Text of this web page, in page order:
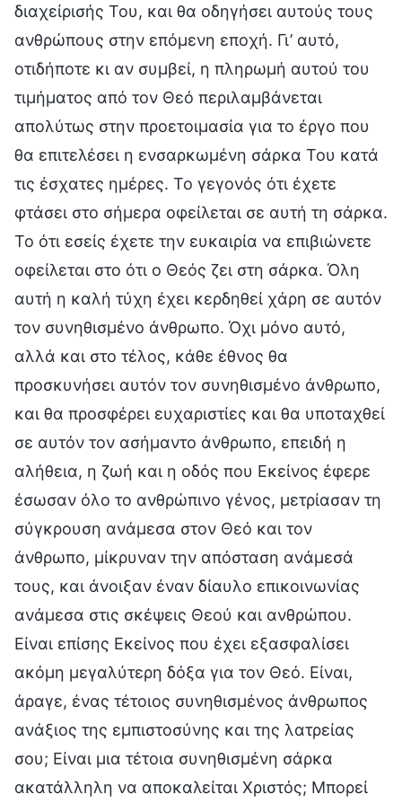
διαχείρισής Του, και θα οδηγήσει αυτούς τους
ανθρώπους στην επόμενη εποχή. Γι’ αυτό,
οτιδήποτε κι αν συμβεί, η πληρωμή αυτού του
τιμήματος από τον Θεό περιλαμβάνεται
απολύτως στην προετοιμασία για το έργο που
θα επιτελέσει η ενσαρκωμένη σάρκα Του κατά
τις έσχατες ημέρες. Το γεγονός ότι έχετε
φτάσει στο σήμερα οφείλεται σε αυτή τη σάρκα.
Το ότι εσείς έχετε την ευκαιρία να επιβιώνετε
οφείλεται στο ότι ο Θεός ζει στη σάρκα. Όλη
αυτή η καλή τύχη έχει κερδηθεί χάρη σε αυτόν
τον συνηθισμένο άνθρωπο. Όχι μόνο αυτό,
αλλά και στο τέλος, κάθε έθνος θα
προσκυνήσει αυτόν τον συνηθισμένο άνθρωπο,
και θα προσφέρει ευχαριστίες και θα υποταχθεί
σε αυτόν τον ασήμαντο άνθρωπο, επειδή η
αλήθεια, η ζωή και η οδός που Εκείνος έφερε
έσωσαν όλο το ανθρώπινο γένος, μετρίασαν τη
σύγκρουση ανάμεσα στον Θεό και τον
άνθρωπο, μίκρυναν την απόσταση ανάμεσά
τους, και άνοιξαν έναν δίαυλο επικοινωνίας
ανάμεσα στις σκέψεις Θεού και ανθρώπου.
Είναι επίσης Εκείνος που έχει εξασφαλίσει
ακόμη μεγαλύτερη δόξα για τον Θεό. Είναι,
άραγε, ένας τέτοιος συνηθισμένος άνθρωπος
ανάξιος της εμπιστοσύνης και της λατρείας
σου; Είναι μια τέτοια συνηθισμένη σάρκα
ακατάλληλη να αποκαλείται Χριστός; Μπορεί